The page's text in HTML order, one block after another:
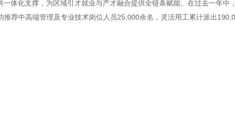
体化支撑，为区域引才就业与产才融合提供全链条赋能。在过去一年中
荐中高端管理及专业技术岗位人员25,000余名，灵活用工累计派出